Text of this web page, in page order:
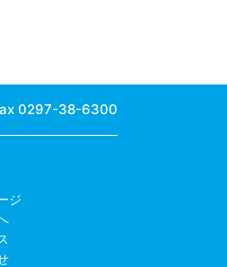
0297-38-6300
ジ